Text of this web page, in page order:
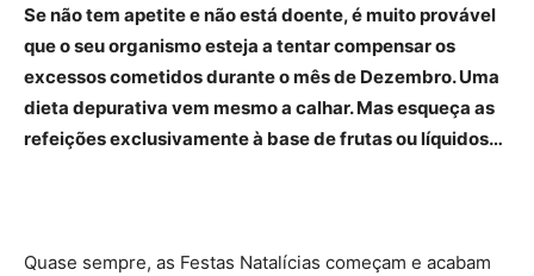
Se não tem apetite e não está doente, é muito provável
que o seu organismo esteja a tentar compensar os
excessos cometidos durante o mês de Dezembro. Uma
dieta depurativa vem mesmo a calhar. Mas esqueça as
refeições exclusivamente à base de frutas ou líquidos…
Quase sempre, as Festas Natalícias começam e acabam